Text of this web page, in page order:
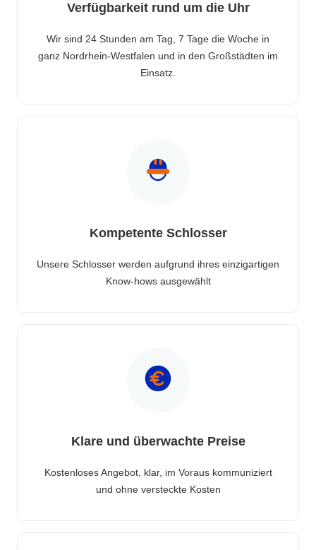
Verfügbarkeit rund um die Uhr
Wir sind 24 Stunden am Tag, 7 Tage die Woche in
ganz Nordrhein-Westfalen und in den Großstädten im
Einsatz.
Kompetente Schlosser
Unsere Schlosser werden aufgrund ihres einzigartigen
Know-hows ausgewählt
Klare und überwachte Preise
Kostenloses Angebot, klar, im Voraus kommuniziert
und ohne versteckte Kosten